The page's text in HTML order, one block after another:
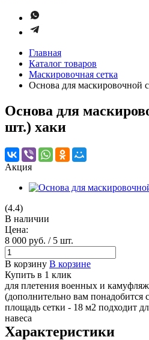
Главная
Каталог товаров
Маскировочная сетка
Основа для маскировочной
Основа для
шт.) хаки
Акция
(4.4)
В наличии
Цена:
8 000 руб. / 5 шт.
В корзину В корзине
Купить в 1 клик
для плетения военных и
(дополнительно вам понадобится
площадь сетки - 18 м2 подходит
навеса
Характеристики